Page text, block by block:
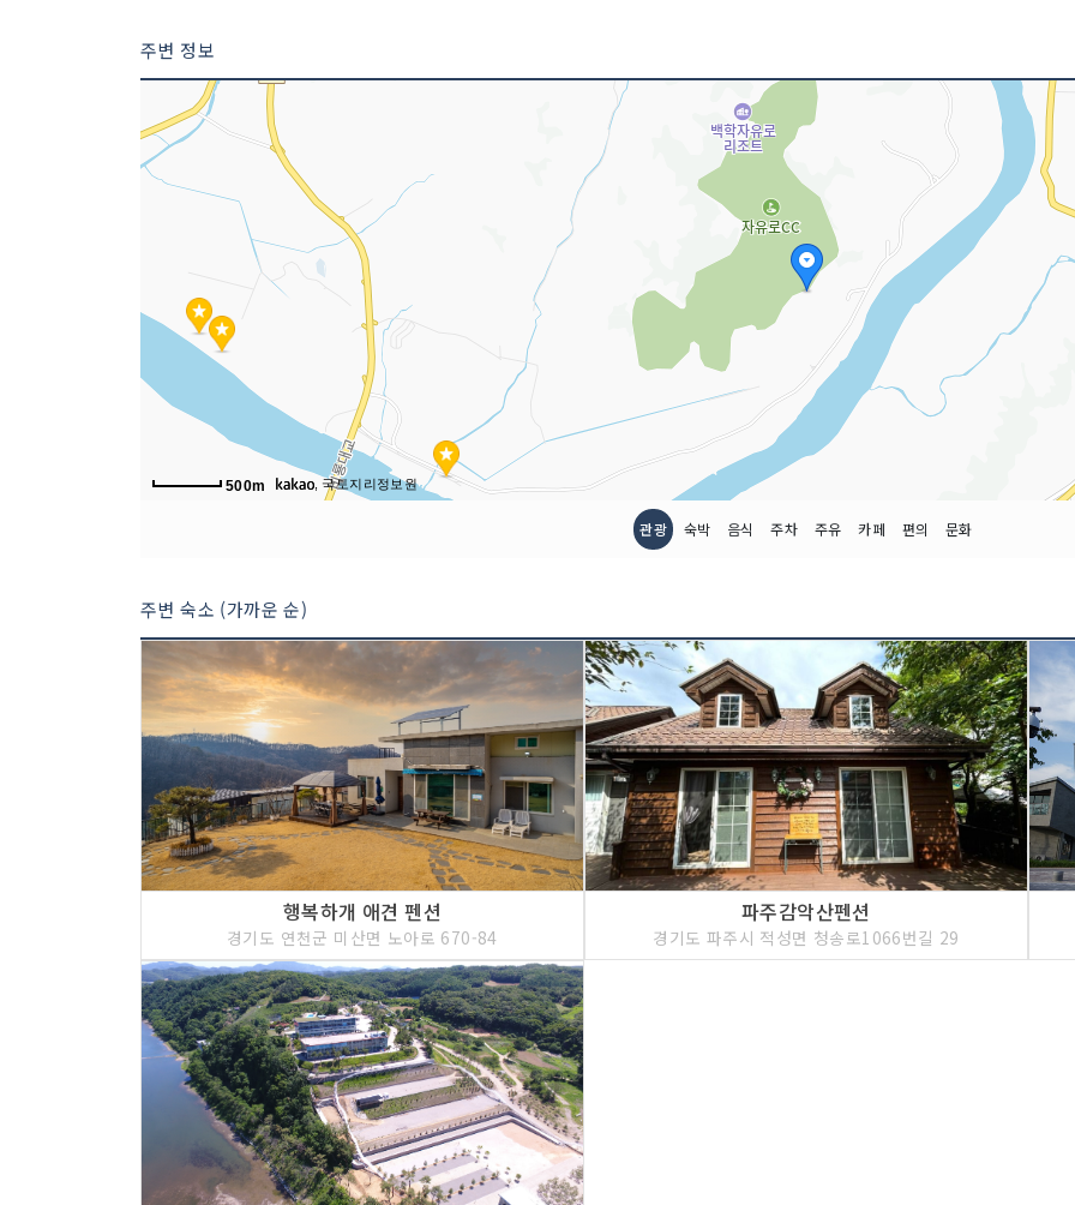
주변 정보
500m , 국토지리정보원
관광 숙박 음식 주차 주유 카페 편의 문화
주변 숙소 (가까운 순)
행복하개 애견 펜션
경기도 연천군 미산면 노아로 670-84
파주감악산펜션
경기도 파주시 적성면 청송로1066번길 29